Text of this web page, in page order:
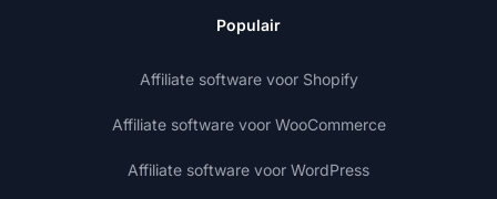
Populair
Affiliate software voor Shopify
Affiliate software voor WooCommerce
Affiliate software voor WordPress